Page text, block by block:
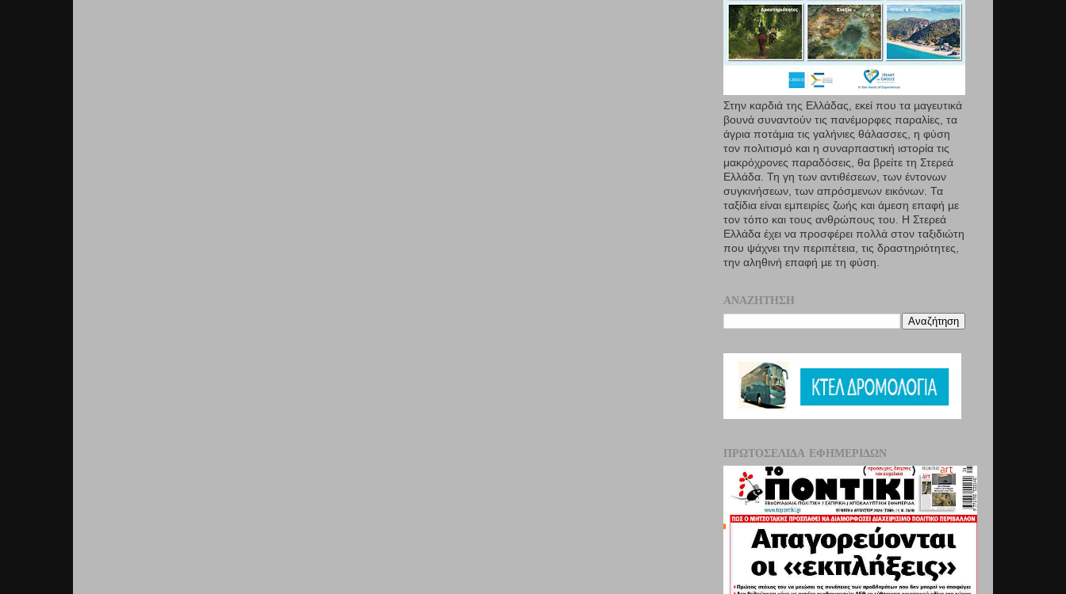
Στην καρδιά της Ελλάδας, εκεί που τα µαγευτικά
βουνά συναντούν τις πανέμορφες παραλίες, τα
άγρια ποτάμια τις γαλήνιες θάλασσες, η φύση
τον πολιτισμό και η συναρπαστική ιστορία τις
μακρόχρονες παραδόσεις, θα βρείτε τη Στερεά
Ελλάδα. Τη γη των αντιθέσεων, των έντονων
συγκινήσεων, των απρόσμενων εικόνων. Τα
ταξίδια είναι εμπειρίες ζωής και άμεση επαφή µε
τον τόπο και τους ανθρώπους του. Η Στερεά
Ελλάδα έχει να προσφέρει πολλά στον ταξιδιώτη
που ψάχνει την περιπέτεια, τις δραστηριότητες,
την αληθινή επαφή µε τη φύση.
ΑΝΑΖΉΤΗΣΗ
ΠΡΩΤΟΣΈΛΙΔΑ ΕΦΗΜΕΡΊΔΩΝ